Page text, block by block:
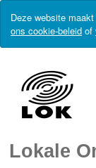
Deze website
ons cookie-beleid of
Lokale